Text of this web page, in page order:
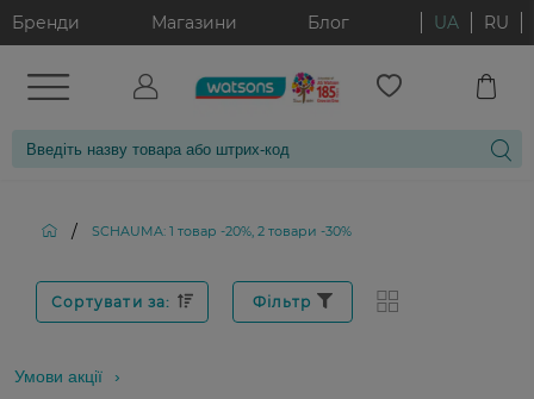
Бренди Магазини Блог UA RU
/ SCHAUMA: 1 товар -20%, 2 товари -30%
Сортувати за: Фільтр
Умови акції